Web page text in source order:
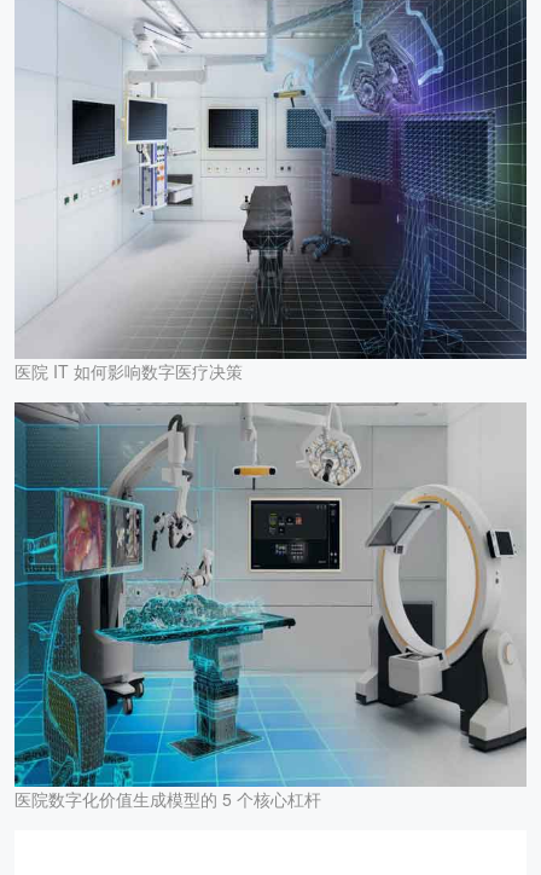
医院 IT 如何影响数字医疗决策
医院数字化价值生成模型的 5 个核心杠杆